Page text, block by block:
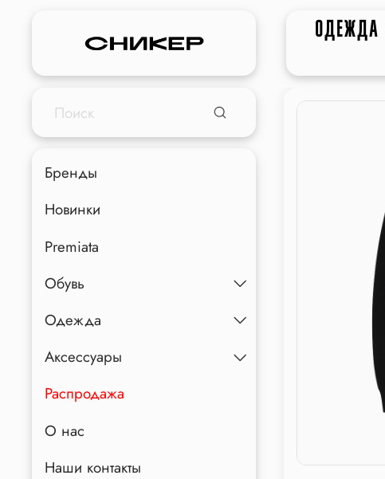
ОДЕЖДА
Бренды
Новинки
Premiata
Обувь
Одежда
Аксессуары
Распродажа
О нас
Наши контакты